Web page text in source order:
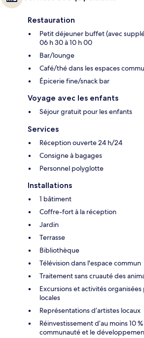
Restauration
Petit déjeuner buffet (avec
06 h 30 à 10 h 00
Bar/lounge
Café/thé dans les espaces
Épicerie fine/snack bar
Voyage avec les enfants
Séjour gratuit pour les enfants
Services
Réception ouverte 24 h/24
Consigne à bagages
Personnel polyglotte
Installations
1 bâtiment
Coffre-fort à la réception
Jardin
Terrasse
Bibliothèque
Télévision dans l'espace commun
Traitement sans cruauté des
Excursions et activités
locales
Représentations d’artistes locaux
Réinvestissement d’au moins 10
communauté et le